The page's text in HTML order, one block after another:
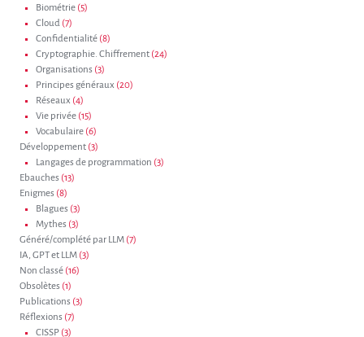
Biométrie (5)
Cloud (7)
Confidentialité (8)
Cryptographie. Chiffrement (24)
Organisations (3)
Principes généraux (20)
Réseaux (4)
Vie privée (15)
Vocabulaire (6)
Développement (3)
Langages de programmation (3)
Ebauches (13)
Enigmes (8)
Blagues (3)
Mythes (3)
Généré/complété par LLM (7)
IA, GPT et LLM (3)
Non classé (16)
Obsolètes (1)
Publications (3)
Réflexions (7)
CISSP (3)